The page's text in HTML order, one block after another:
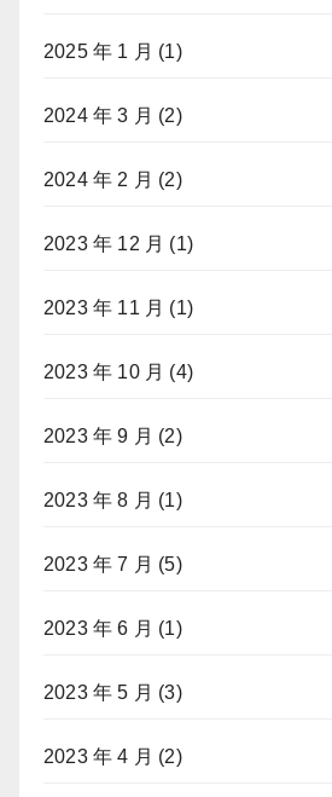
2025 年 1 月 (1)
2024 年 3 月 (2)
2024 年 2 月 (2)
2023 年 12 月 (1)
2023 年 11 月 (1)
2023 年 10 月 (4)
2023 年 9 月 (2)
2023 年 8 月 (1)
2023 年 7 月 (5)
2023 年 6 月 (1)
2023 年 5 月 (3)
2023 年 4 月 (2)